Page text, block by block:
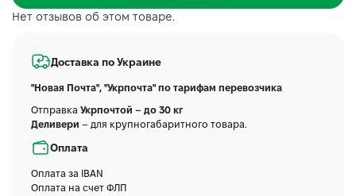
Нет отзывов об этом товаре.
Доставка по Украине
"Новая Почта", "Укрпочта" по тарифам перевозчика
Отправка Укрпочтой – до 30 кг
Деливери – для крупногабаритного товара.
Оплата
Оплата за IBAN
Оплата на счет ФЛП